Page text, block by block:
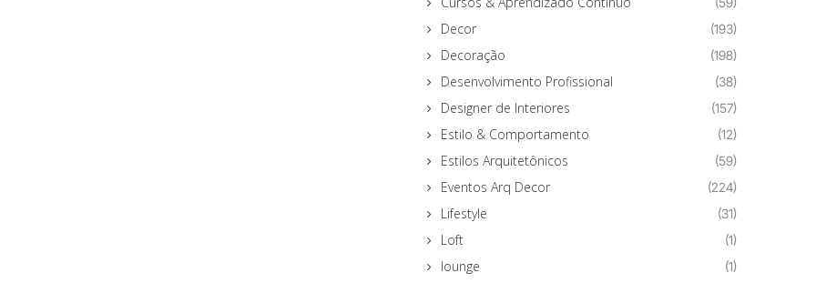
Decor (193)
Decoração (198)
Desenvolvimento Profissional (38)
Designer de Interiores (157)
Estilo & Comportamento (12)
Estilos Arquitetônicos (59)
Eventos Arq Decor (224)
Lifestyle (31)
Loft (1)
lounge (1)